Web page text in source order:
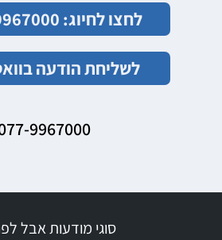
לחצו לחיוג: 077-9967000
לשליחת הודעה
9967000
סוגי מודעות אבל